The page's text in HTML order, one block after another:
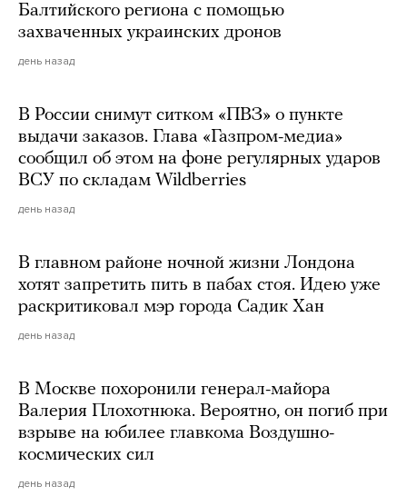
Балтийского региона с помощью
захваченных украинских дронов
день назад
В России снимут ситком «ПВЗ» о пункте
выдачи заказов. Глава «Газпром-медиа»
сообщил об этом на фоне регулярных ударов
ВСУ по складам Wildberries
день назад
В главном районе ночной жизни Лондона
хотят запретить пить в пабах стоя. Идею уже
раскритиковал мэр города Садик Хан
день назад
В Москве похоронили генерал-майора
Валерия Плохотнюка. Вероятно, он погиб при
взрыве на юбилее главкома Воздушно-
космических сил
день назад